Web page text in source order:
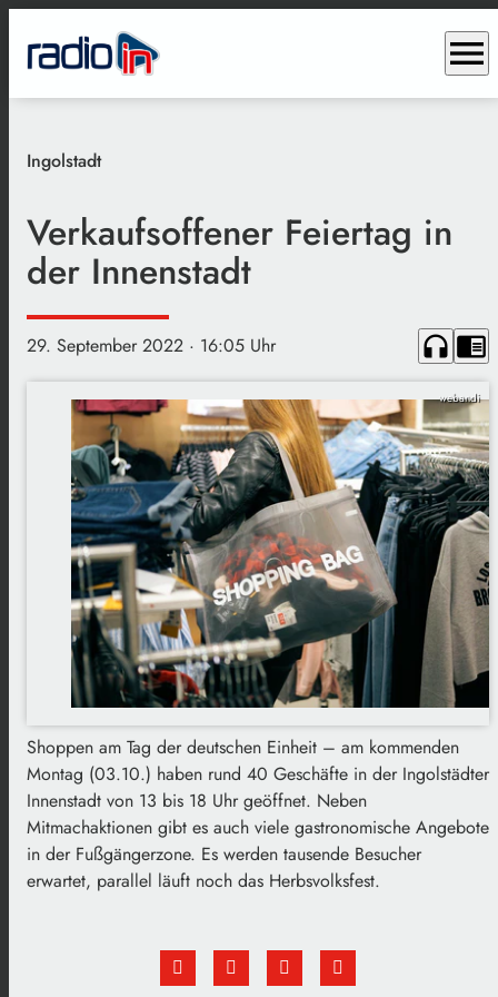
menu
Ingolstadt
Verkaufsoffener Feiertag in
der Innenstadt
29. September 2022 · 16:05 Uhr headphones chrome_reader_mode
webandi
Shoppen am Tag der deutschen Einheit – am kommenden
Montag (03.10.) haben rund 40 Geschäfte in der Ingolstädter
Innenstadt von 13 bis 18 Uhr geöffnet. Neben
Mitmachaktionen gibt es auch viele gastronomische Angebote
in der Fußgängerzone. Es werden tausende Besucher
erwartet, parallel läuft noch das Herbsvolksfest.